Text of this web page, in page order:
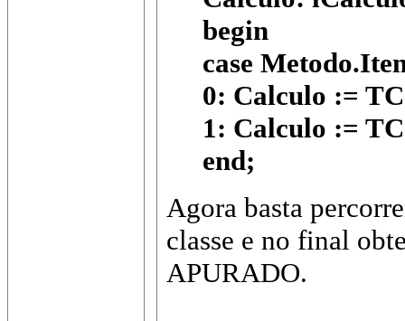
begin
case
0: Calculo :=
1: Calculo :=
end;
Agora basta
classe e no final
APURADO.